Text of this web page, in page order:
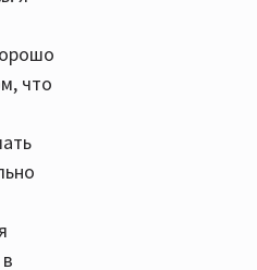
что